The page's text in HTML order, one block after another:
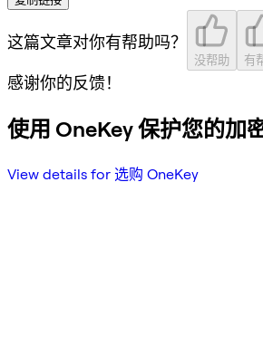
这篇文章对你有帮助吗？
没帮助 有
感谢你的反馈！
使用 OneKey 保护您的加
View details for 选购 OneKey